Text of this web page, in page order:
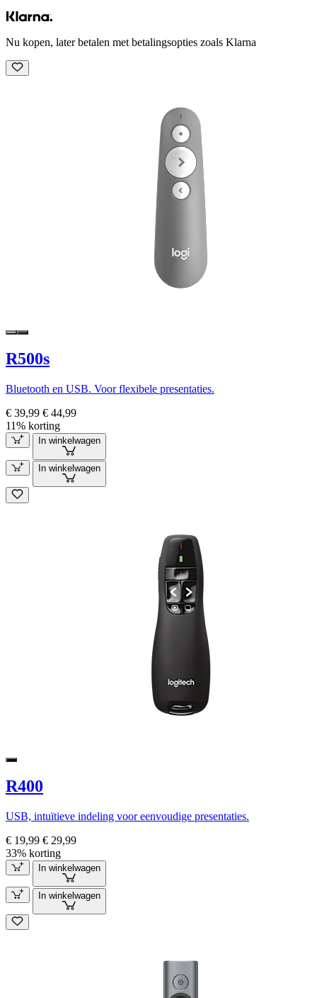
Nu kopen, later betalen met betalingsopties zoals Klarna
R500s
Bluetooth en USB. Voor flexibele presentaties.
€ 39,99 € 44,99
11% korting
In winkelwagen
In winkelwagen
R400
USB, intuïtieve indeling voor eenvoudige presentaties.
€ 19,99 € 29,99
33% korting
In winkelwagen
In winkelwagen